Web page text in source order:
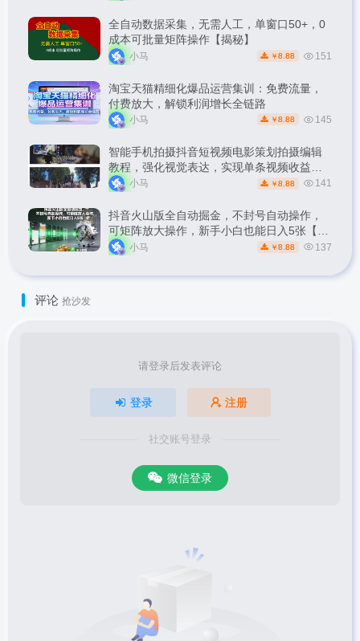
全自动数据采集，无需人工，单窗口50+，0
成本可批量矩阵操作【揭秘】
小马 ￥ 8.88 151
淘宝天猫精细化爆品运营集训：免费流量，
付费放大，解锁利润增长全链路
小马 ￥ 8.88 145
智能手机拍摄抖音短视频电影策划拍摄编辑
教程，强化视觉表达，实现单条视频收益破
1k
小马 ￥ 8.88 141
抖音火山版全自动掘金，不封号自动操作，
可矩阵放大操作，新手小白也能日入5张【揭
秘】小马 ￥ 8.88 137
评论 抢沙发
请登录后发表评论
登录 注册
社交账号登录
微信登录